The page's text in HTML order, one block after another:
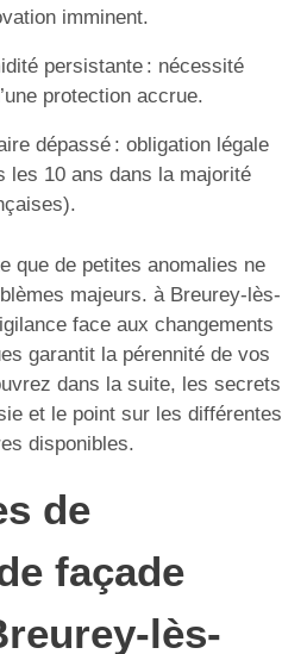
imminent.
persistante : nécessité
protection accrue.
dépassé : obligation légale
les 10 ans dans la majorité
que de petites anomalies ne
majeurs. à Breurey-lès-
face aux changements
garantit la pérennité de vos
dans la suite, les secrets
et le point sur les différentes
disponibles.
de
façade
lès-